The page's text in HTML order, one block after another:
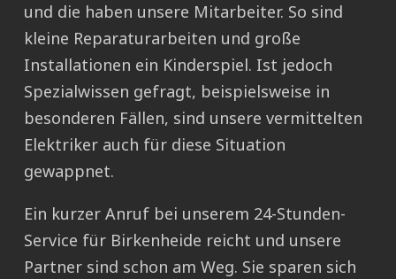
und die haben unsere Mitarbeiter. So sind
kleine Reparaturarbeiten und große
Installationen ein Kinderspiel. Ist jedoch
Spezialwissen gefragt, beispielsweise in
besonderen Fällen, sind unsere vermittelten
Elektriker auch für diese Situation
gewappnet.
Ein kurzer Anruf bei unserem 24-Stunden-
Service für Birkenheide reicht und unsere
Partner sind schon am Weg. Sie sparen sich